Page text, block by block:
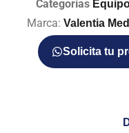
Categorías
Marca: Valentia
Solicita tu